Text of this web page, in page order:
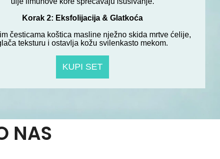
Korak 2: Eksfolijacija & Glatkoća
česticama koštica masline nježno skida mrtve ćelije,
teksturu i ostavlja kožu svilenkasto mekom.
KUPI SET
NAS